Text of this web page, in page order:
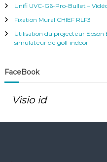
t
i
l
r
:
Unifi UVC-G6-Pro-Bullet –
Fixation Mural CHIEF RLF3
Utilisation du projecteur Epson
simulateur de golf indoor
FaceBook
Visio id